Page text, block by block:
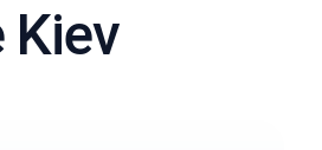
Kiev